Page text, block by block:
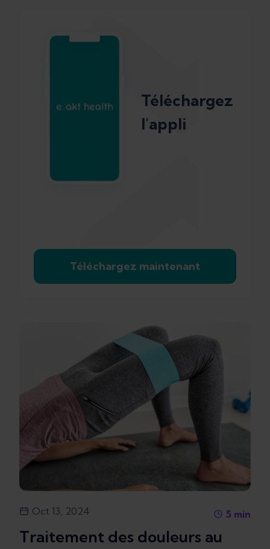
Téléchargez
l'appli
Téléchargez maintenant
Oct 13, 2024 5 min
Traitement des douleurs au